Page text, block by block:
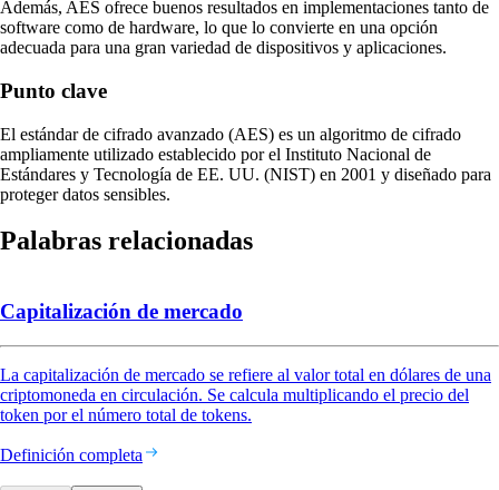
Además, AES ofrece buenos resultados en implementaciones tanto de
software como de hardware, lo que lo convierte en una opción
adecuada para una gran variedad de dispositivos y aplicaciones.
Punto clave
El estándar de cifrado avanzado (AES) es un algoritmo de cifrado
ampliamente utilizado establecido por el Instituto Nacional de
Estándares y Tecnología de EE. UU. (NIST) en 2001 y diseñado para
proteger datos sensibles.
Palabras relacionadas
Capitalización de mercado
La capitalización de mercado se refiere al valor total en dólares de una
criptomoneda en circulación. Se calcula multiplicando el precio del
token por el número total de tokens.
Definición completa